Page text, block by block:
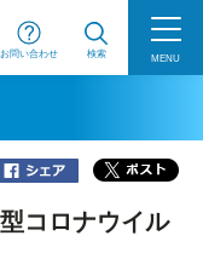
お問い合わせ 検索 MENU
コロナウイル